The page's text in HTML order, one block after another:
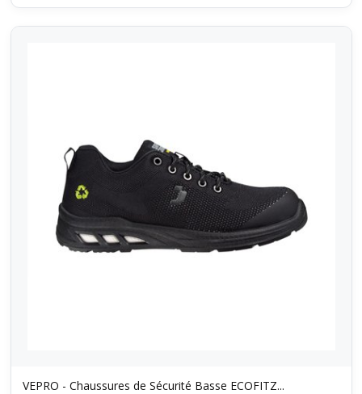
VEPRO - Chaussures de Sécurité Basse ECOFITZ...